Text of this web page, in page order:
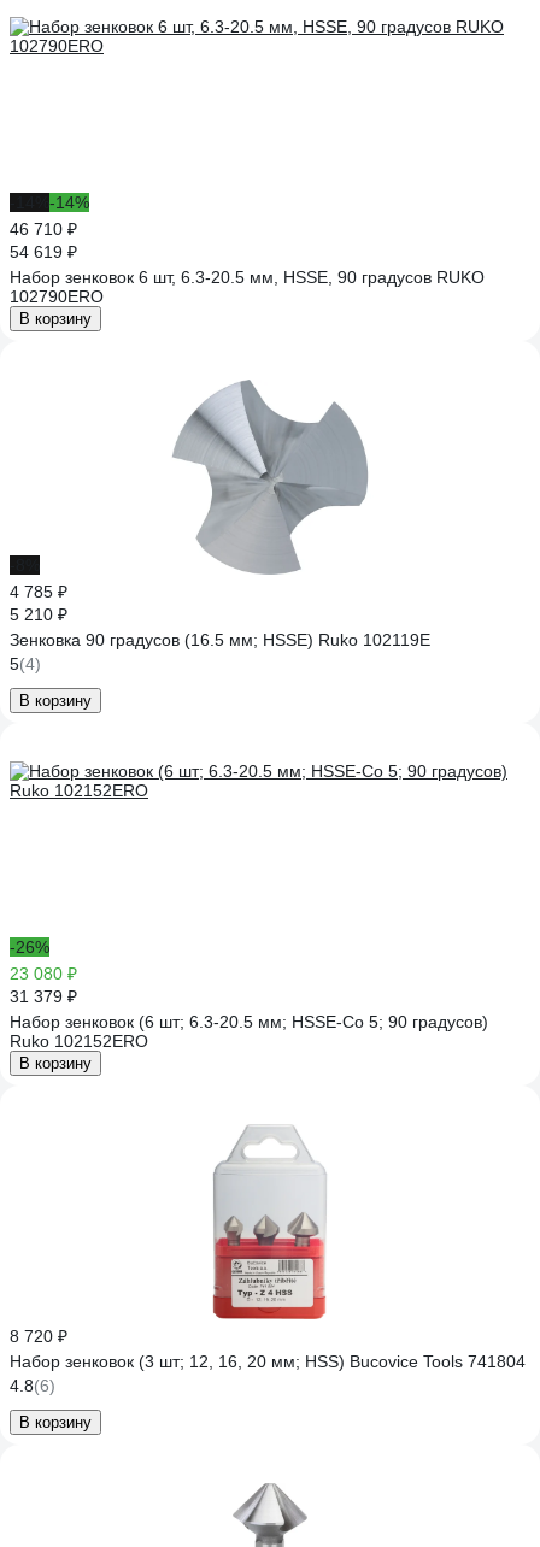
-14%
46 710 ₽
54 619 ₽
Набор зенковок 6 шт, 6.3-20.5 мм, HSSE, 90 градусов RUKO
102790ERO
В корзину
4 785 ₽
5 210 ₽
Зенковка 90 градусов (16.5 мм; HSSE) Ruko 102119E
5(4)
В корзину
-26%
23 080 ₽
31 379 ₽
Набор зенковок (6 шт; 6.3-20.5 мм; HSSЕ-Co 5; 90 градусов)
Ruko 102152ERO
В корзину
8 720 ₽
Набор зенковок (3 шт; 12, 16, 20 мм; HSS) Bucovice Tools 741804
4.8(6)
В корзину